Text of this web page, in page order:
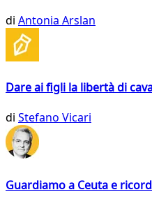
di Antonia Arslan
Dare ai figli la libertà di
di Stefano Vicari
Guardiamo a Ceuta e